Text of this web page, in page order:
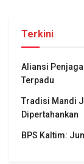
Terkini
Aliansi
Terpadu
Tradisi Mandi
Dipertahankan
BPS Kaltim: